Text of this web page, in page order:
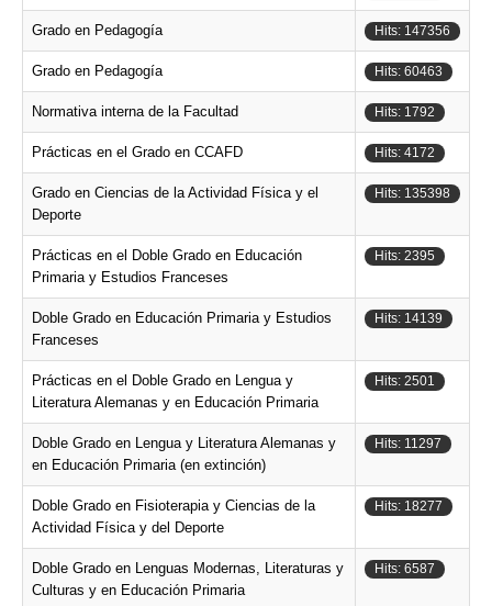
Grado en Pedagogía Hits: 147356
Grado en Pedagogía Hits: 60463
Normativa interna de la Facultad Hits: 1792
Prácticas en el Grado en CCAFD Hits: 4172
Grado en Ciencias de la Actividad Física y el
Deporte
Hits: 135398
Prácticas en el Doble Grado en Educación
Primaria y Estudios Franceses
Hits: 2395
Doble Grado en Educación Primaria y Estudios
Franceses
Hits: 14139
Prácticas en el Doble Grado en Lengua y
Literatura Alemanas y en Educación Primaria
Hits: 2501
Doble Grado en Lengua y Literatura Alemanas y
en Educación Primaria (en extinción)
Hits: 11297
Doble Grado en Fisioterapia y Ciencias de la
Actividad Física y del Deporte
Hits: 18277
Doble Grado en Lenguas Modernas, Literaturas y
Culturas y en Educación Primaria
Hits: 6587